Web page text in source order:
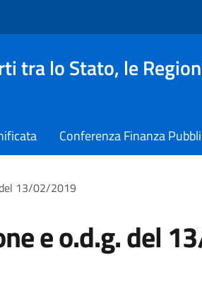
tra lo Stato, le
Conferenza Finanza
del 13/02/2019
e o.d.g. del